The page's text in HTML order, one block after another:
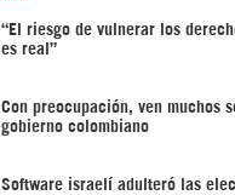
“El riesgo de vulnerar los
es real”
Con preocupación, ven muchos
gobierno colombiano
Software israelí adulteró las